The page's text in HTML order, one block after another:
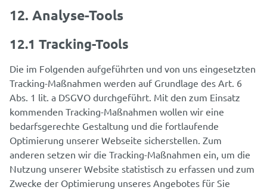
12. Analyse-Tools
12.1 Tracking-Tools
Die im Folgenden aufgeführten und von uns eingesetzten
Tracking-Maßnahmen werden auf Grundlage des Art. 6
Abs. 1 lit. a DSGVO durchgeführt. Mit den zum Einsatz
kommenden Tracking-Maßnahmen wollen wir eine
bedarfsgerechte Gestaltung und die fortlaufende
Optimierung unserer Webseite sicherstellen. Zum
anderen setzen wir die Tracking-Maßnahmen ein, um die
Nutzung unserer Website statistisch zu erfassen und zum
Zwecke der Optimierung unseres Angebotes für Sie